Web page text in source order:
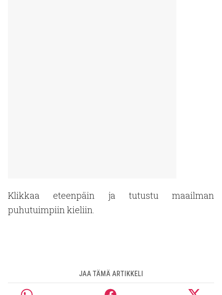
Klikkaa eteenpäin ja tutustu maailman
puhutuimpiin kieliin.
JAA TÄMÄ ARTIKKELI